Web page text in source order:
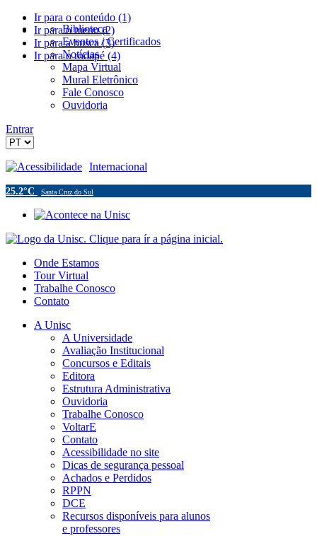
Ir para o conteúdo (1)
Ir para o menu (2)
Ir para a busca (3)
Ir para o rodapé (4)
Biblioteca
Eventos / Certificados
Notícias
Mapa Virtual
Mural Eletrônico
Fale Conosco
Ouvidoria
Entrar
Acessibilidade Internacional
25.2°C Santa Cruz do Sul
Onde Estamos
Tour Virtual
Trabalhe Conosco
Contato
A Unisc
A Universidade
Avaliação Institucional
Concursos e Editais
Editora
Estrutura Administrativa
Ouvidoria
Trabalhe Conosco
VoltarE
Contato
Acessibilidade no site
Dicas de segurança pessoal
Achados e Perdidos
RPPN
DCE
Recursos disponíveis para alunos
e professores